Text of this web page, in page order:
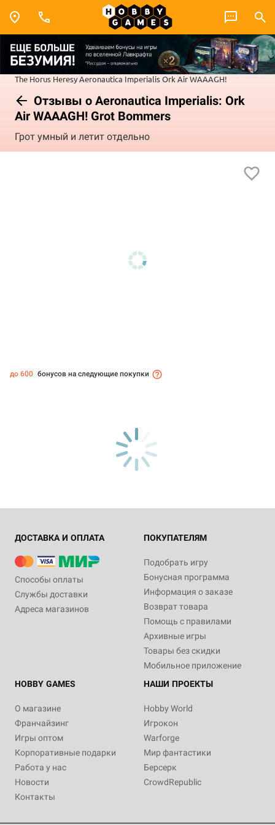
The Horus HeresyAeronautica ImperialisOrk Air WAAAGH!
Отзывы о Aeronautica Imperialis: Ork
Air WAAAGH! Grot Bommers
Грот умный и летит отдельно
до 600 бонусов на следующие покупки
ДОСТАВКА И ОПЛАТА
Способы оплаты
Службы доставки
Адреса магазинов
ПОКУПАТЕЛЯМ
Подобрать игру
Бонусная программа
Информация о заказе
Возврат товара
Помощь с правилами
Архивные игры
Товары без скидки
Мобильное приложение
HOBBY GAMES
О магазине
Франчайзинг
Игры оптом
Корпоративные подарки
Работа у нас
Новости
Контакты
НАШИ ПРОЕКТЫ
Hobby World
Игрокон
Warforge
Мир фантастики
Берсерк
CrowdRepublic